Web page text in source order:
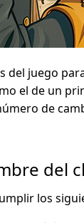
del juego
el de un
de
del
los